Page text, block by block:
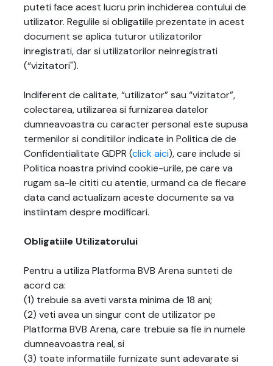
puteti face acest lucru prin inchiderea contului de
utilizator. Regulile si obligatiile prezentate in acest
document se aplica tuturor utilizatorilor
inregistrati, dar si utilizatorilor neinregistrati
(“vizitatori").
Indiferent de calitate, “utilizator” sau “vizitator”,
colectarea, utilizarea si furnizarea datelor
dumneavoastra cu caracter personal este supusa
termenilor si conditiilor indicate in Politica de de
Confidentialitate GDPR (click aici), care include si
Politica noastra privind cookie-urile, pe care va
rugam sa-le cititi cu atentie, urmand ca de fiecare
data cand actualizam aceste documente sa va
instiintam despre modificari.
Obligatiile Utilizatorului
Pentru a utiliza Platforma BVB Arena sunteti de
acord ca:
(1) trebuie sa aveti varsta minima de 18 ani;
(2) veti avea un singur cont de utilizator pe
Platforma BVB Arena, care trebuie sa fie in numele
dumneavoastra real, si
(3) toate informatiile furnizate sunt adevarate si